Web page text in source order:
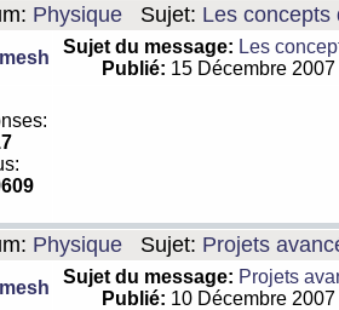
Physique Sujet: Les concepts
Sujet du message: Les
Publié: 15 Décembre
Physique Sujet: Projets
Sujet du message: Projets
Publié: 10 Décembre